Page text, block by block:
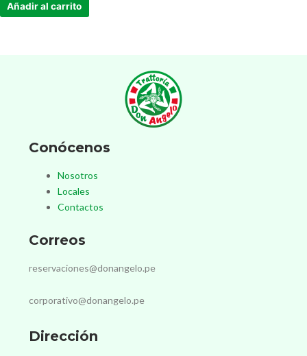
Añadir al carrito
Conócenos
Nosotros
Locales
Contactos
Correos
reservaciones@donangelo.pe
corporativo@donangelo.pe
Dirección